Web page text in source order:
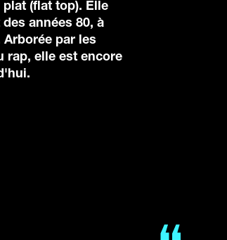
(flat top). Elle
années 80, à
par les
rap, elle est encore